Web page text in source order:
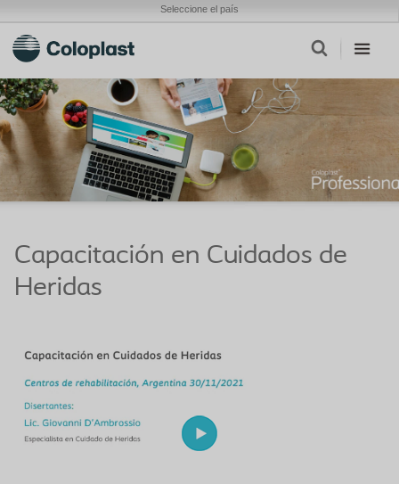
Seleccione el país
Capacitación en Cuidados de
Heridas